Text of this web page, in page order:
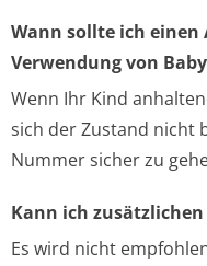
Wann sollte ich
Verwendung von
Wenn Ihr Kind
sich der Zustand nicht
Nummer sicher zu
Kann ich
Es wird nicht